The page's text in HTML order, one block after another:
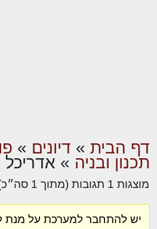
דף הבית » דיונים »
תכנון ובניה » אדריכל
מוצגות 1 תגובות (מתוך 1 סה״כ)
יש להתחבר למערכת על מנת